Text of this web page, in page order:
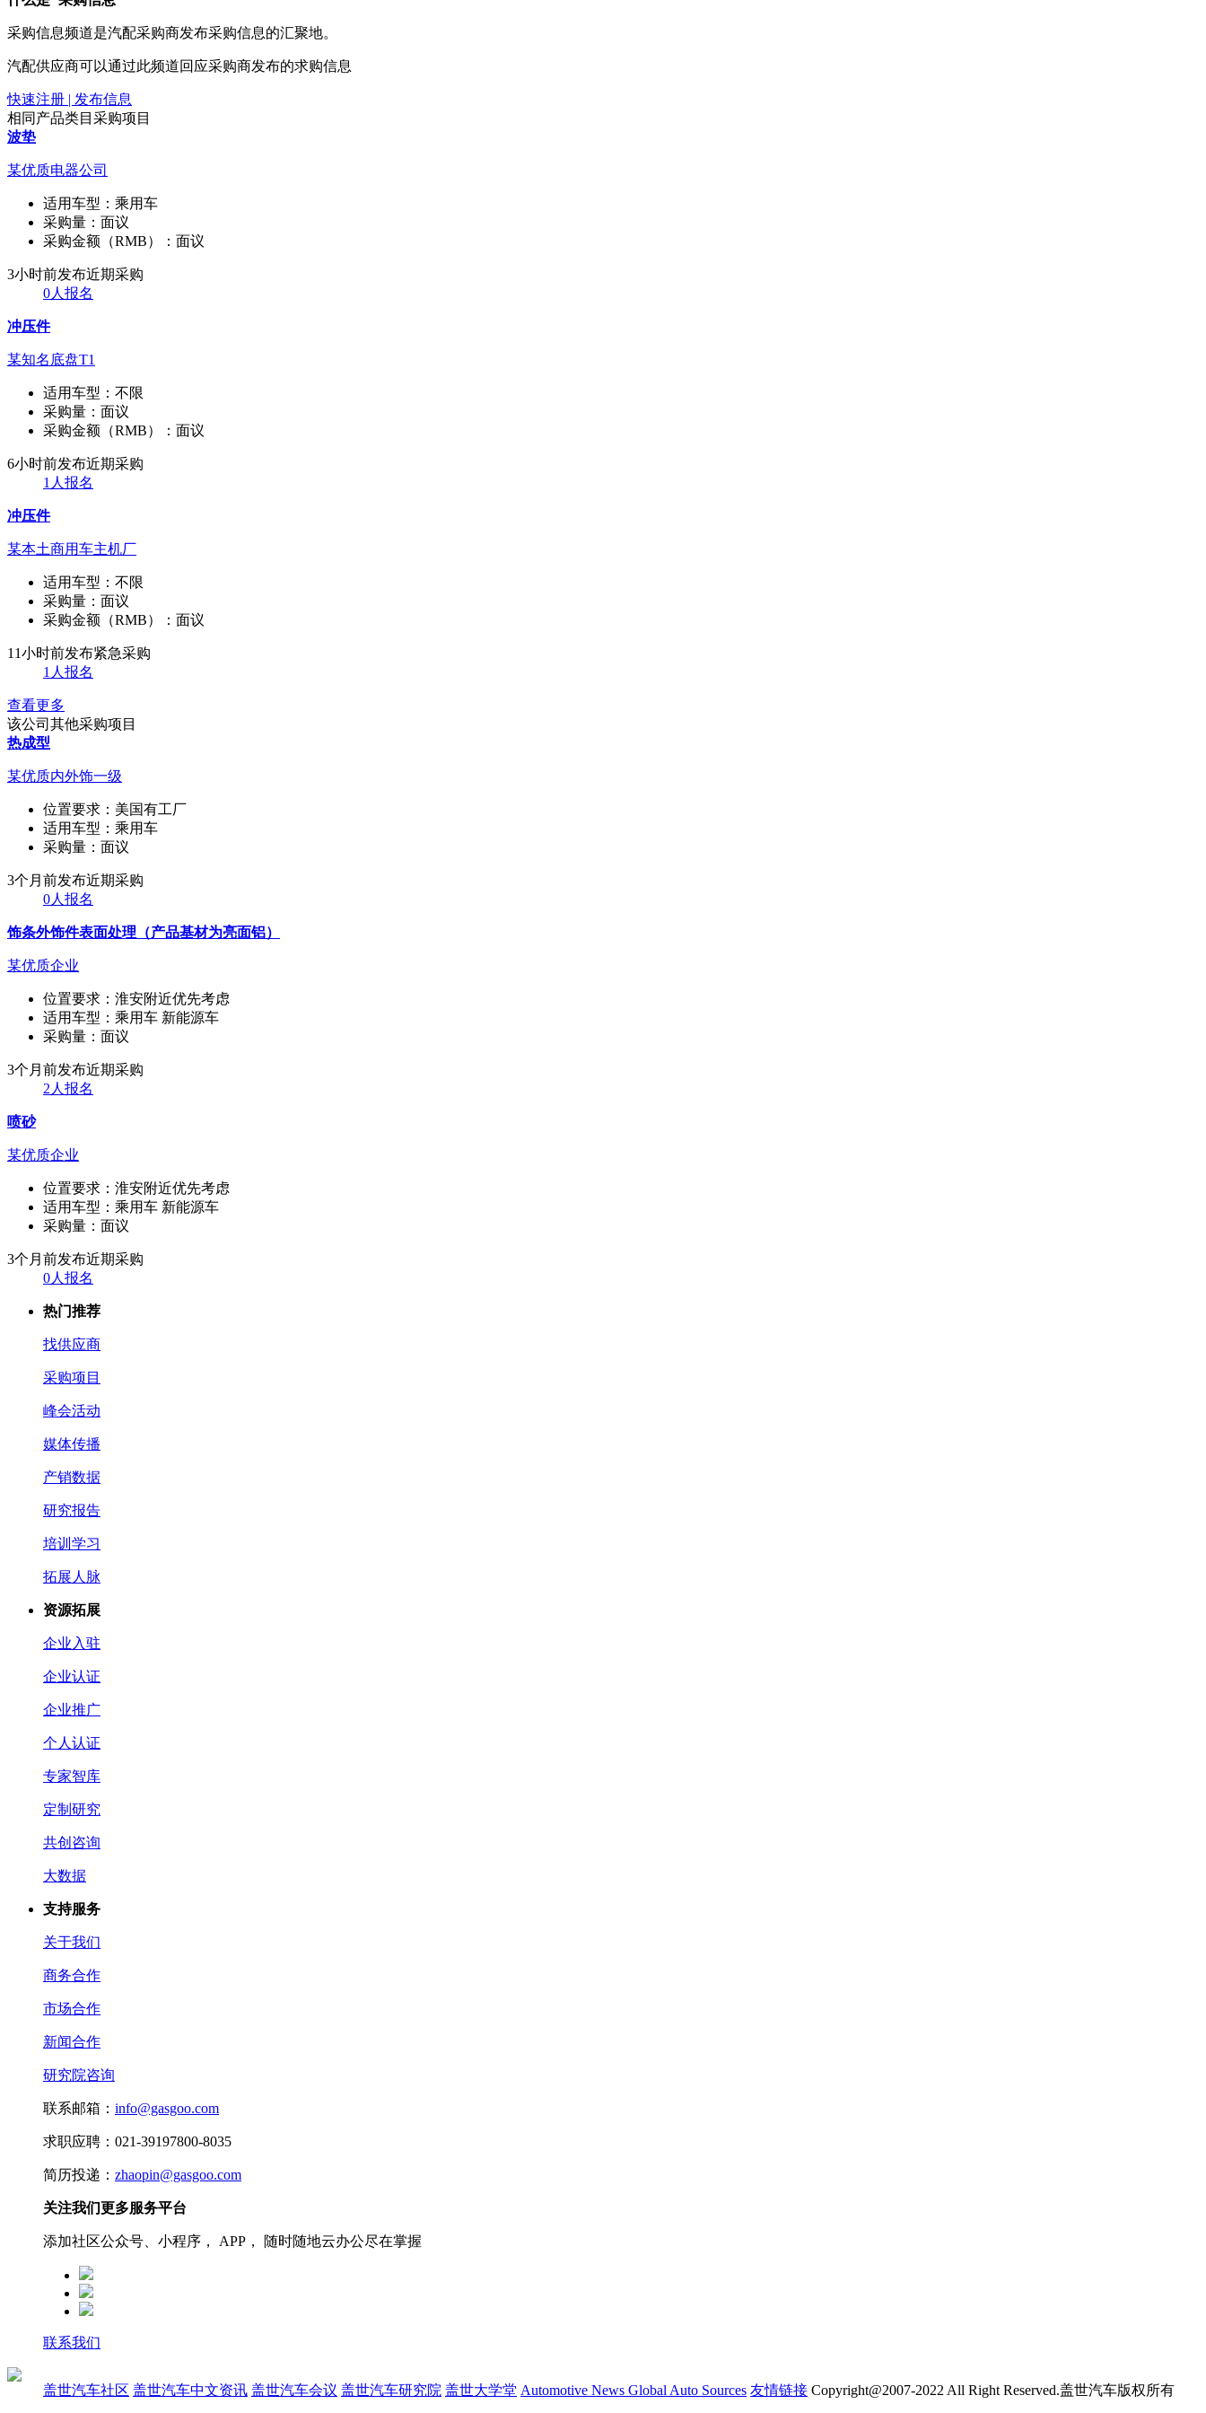
采购信息频道是汽配采购商发布采购信息的汇聚地。
汽配供应商可以通过此频道回应采购商发布的求购信息
快速注册 | 发布信息
相同产品类目采购项目
波垫
某优质电器公司
适用车型： 乘用车
采购量： 面议
采购金额（RMB）： 面议
3小时前发布近期采购
0人报名
冲压件
某知名底盘T1
适用车型： 不限
采购量： 面议
采购金额（RMB）： 面议
6小时前发布近期采购
1人报名
冲压件
某本土商用车主机厂
适用车型： 不限
采购量： 面议
采购金额（RMB）： 面议
11小时前发布紧急采购
1人报名
查看更多
该公司其他采购项目
热成型
某优质内外饰一级
位置要求： 美国有工厂
适用车型： 乘用车
采购量： 面议
3个月前发布近期采购
0人报名
饰条外饰件表面处理（产品基材为亮面铝）
某优质企业
位置要求： 淮安附近优先考虑
适用车型： 乘用车 新能源车
采购量： 面议
3个月前发布近期采购
2人报名
喷砂
某优质企业
位置要求： 淮安附近优先考虑
适用车型： 乘用车 新能源车
采购量： 面议
3个月前发布近期采购
0人报名
热门推荐
找供应商
采购项目
峰会活动
媒体传播
产销数据
研究报告
培训学习
拓展人脉
资源拓展
企业入驻
企业认证
企业推广
个人认证
专家智库
定制研究
共创咨询
大数据
支持服务
关于我们
商务合作
市场合作
新闻合作
研究院咨询
联系邮箱： info@gasgoo.com
求职应聘：021-39197800-8035
简历投递： zhaopin@gasgoo.com
关注我们更多服务平台
添加社区公众号、小程序， APP， 随时随地云办公尽在掌握
联系我们
盖世汽车社区 盖世汽车中文资讯 盖世汽车会议 盖世汽车研究院 盖世大学堂 Automotive News Global Auto Sources 友情链接 Copyright@2007-2022 All Right Reserved.盖世汽车版权所有